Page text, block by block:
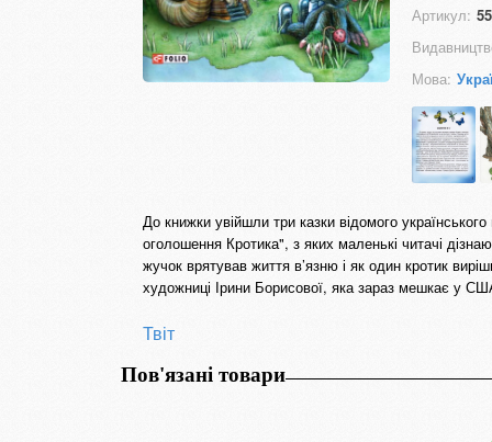
Артикул:
Мова:
До книжки увійшли три казки відомого
оголошення Кротика", з яких маленькі читачі
жучок врятував життя в’язню і як один кротик
художниці Ірини Борисової, яка зараз мешкає у
Твіт
Пов'язані товари